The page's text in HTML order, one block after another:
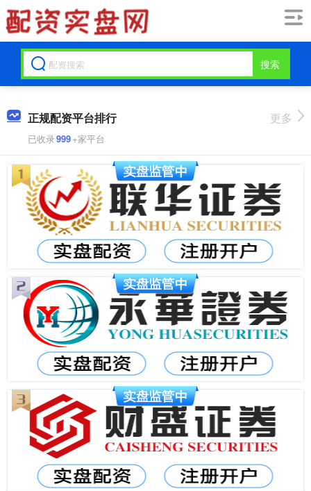
搜索
正规配资平台排行
已收录999+家平台
更多